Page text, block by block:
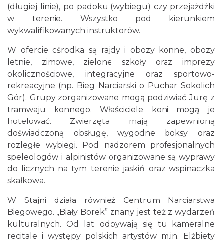
(długiej linie), po padoku (wybiegu) czy przejażdżki
w terenie. Wszystko pod kierunkiem
wykwalifikowanych instruktorów.
W ofercie ośrodka są rajdy i obozy konne, obozy
letnie, zimowe, zielone szkoły oraz imprezy
okolicznościowe, integracyjne oraz sportowo-
rekreacyjne (np. Bieg Narciarski o Puchar Sokolich
Gór). Grupy zorganizowane mogą podziwiać Jurę z
tramwaju konnego. Właściciele koni mogą je
hotelować. Zwierzęta mają zapewnioną
doświadczoną obsługę, wygodne boksy oraz
rozległe wybiegi. Pod nadzorem profesjonalnych
speleologów i alpinistów organizowane są wyprawy
do licznych na tym terenie jaskiń oraz wspinaczka
skałkowa.
W Stajni działa również Centrum Narciarstwa
Biegowego. „Biały Borek” znany jest też z wydarzeń
kulturalnych. Od lat odbywają się tu kameralne
recitale i występy polskich artystów m.in. Elżbiety